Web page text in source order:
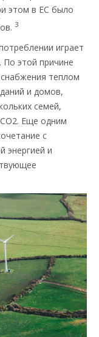
этом в ЕС было
3
играет
этой причине
теплом
и домов,
семей,
Еще одним
с
энергией и